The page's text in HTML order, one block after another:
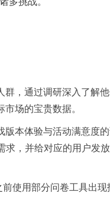
群，通过调研深入了解
场的宝贵数据。
版本体验与活动满意度的
求，并给对应的用户发
前使用部分问卷工具出现